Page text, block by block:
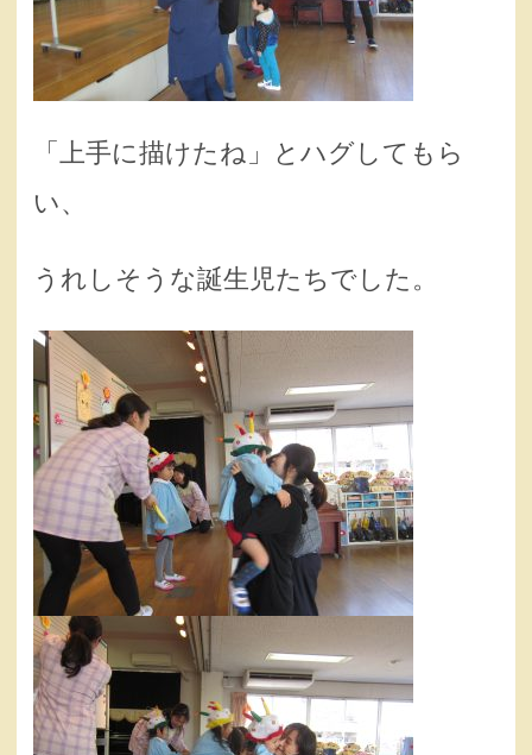
「上手に描けたね」とハグしてもら
い、
うれしそうな誕生児たちでした。